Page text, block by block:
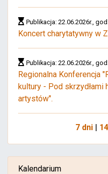
Publikacja: 22.06.2026r.,
Koncert charytatywny w
Publikacja: 22.06.2026r.,
Regionalna Konferencja
kultury - Pod skrzydłami
artystów".
7 dni|
Kalendarium